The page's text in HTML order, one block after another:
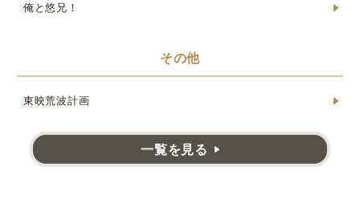
俺と悠兄！
その他
東映荒波計画
一覧を見る